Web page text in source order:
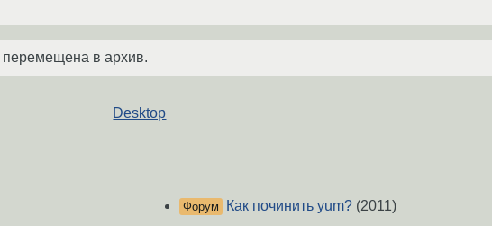
перемещена в архив.
Desktop
Форум Как починить yum?(2011)